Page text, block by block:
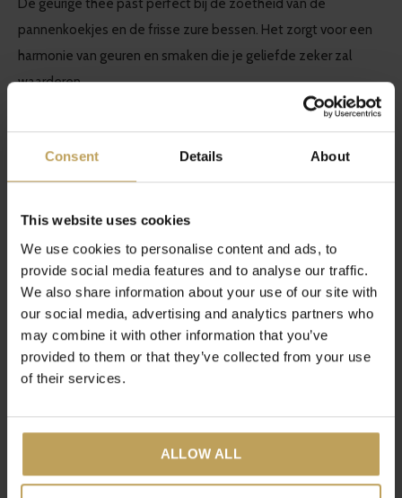
Consent Details About
This website uses cookies
We use cookies to personalise content and ads, to
provide social media features and to analyse our traffic.
We also share information about your use of our site with
our social media, advertising and analytics partners who
may combine it with other information that you’ve
provided to them or that they’ve collected from your use
of their services.
ALLOW ALL
De geurige thee past perfect bij de zoetheid van de
pannenkoekjes en de frisse zure bessen. Het zorgt voor een
harmonie van geuren en smaken die je geliefde zeker zal
waarderen.
4. Chai Of The Tiger & Kaneelbroodjes met
walnoot
zijn oorsprong vindt in India. De combinatie van specerijen
zoals kaneel, kardemom, gember en kruidnagel geeft de thee
een rijke, opbeurende smaak. Ideaal is voor een
Valentijnsontbijt, zeker in combinatie met een lekker warm
kaneelbroodje.
Serveer zelfgemaakte kaneelbroodjes, rijkelijk gevuld met
walnoten voor een extra crunch. Een klein beetje glazuur